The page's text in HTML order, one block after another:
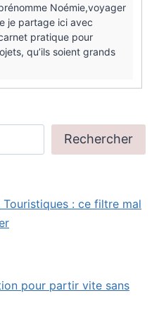
Noémie,voyager
je partage ici avec
pratique pour
qu’ils soient grands
Rechercher
Touristiques : ce filtre mal
pour partir vite sans